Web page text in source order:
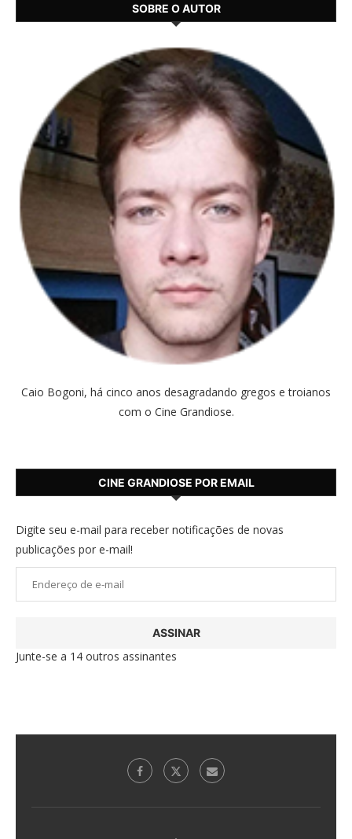
SOBRE O AUTOR
Caio Bogoni, há cinco anos desagradando gregos e troianos
com o Cine Grandiose.
CINE GRANDIOSE POR EMAIL
Digite seu e-mail para receber notificações de novas
publicações por e-mail!
Endereço
ASSINAR
Junte-se a 14 outros assinantes